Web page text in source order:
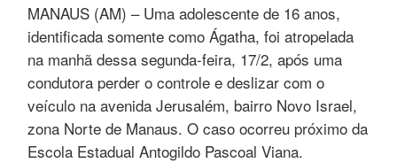
MANAUS (AM) – Uma adolescente de 16 anos,
identificada somente como Ágatha, foi atropelada
na manhã dessa segunda-feira, 17/2, após uma
condutora perder o controle e deslizar com o
veículo na avenida Jerusalém, bairro Novo Israel,
zona Norte de Manaus. O caso ocorreu próximo da
Escola Estadual Antogildo Pascoal Viana.